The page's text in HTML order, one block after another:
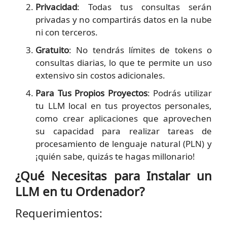
Privacidad: Todas tus consultas serán
privadas y no compartirás datos en la nube
ni con terceros.
Gratuito: No tendrás límites de tokens o
consultas diarias, lo que te permite un uso
extensivo sin costos adicionales.
Para Tus Propios Proyectos: Podrás utilizar
tu LLM local en tus proyectos personales,
como crear aplicaciones que aprovechen
su capacidad para realizar tareas de
procesamiento de lenguaje natural (PLN) y
¡quién sabe, quizás te hagas millonario!
¿Qué Necesitas para Instalar un
LLM en tu Ordenador?
Requerimientos: